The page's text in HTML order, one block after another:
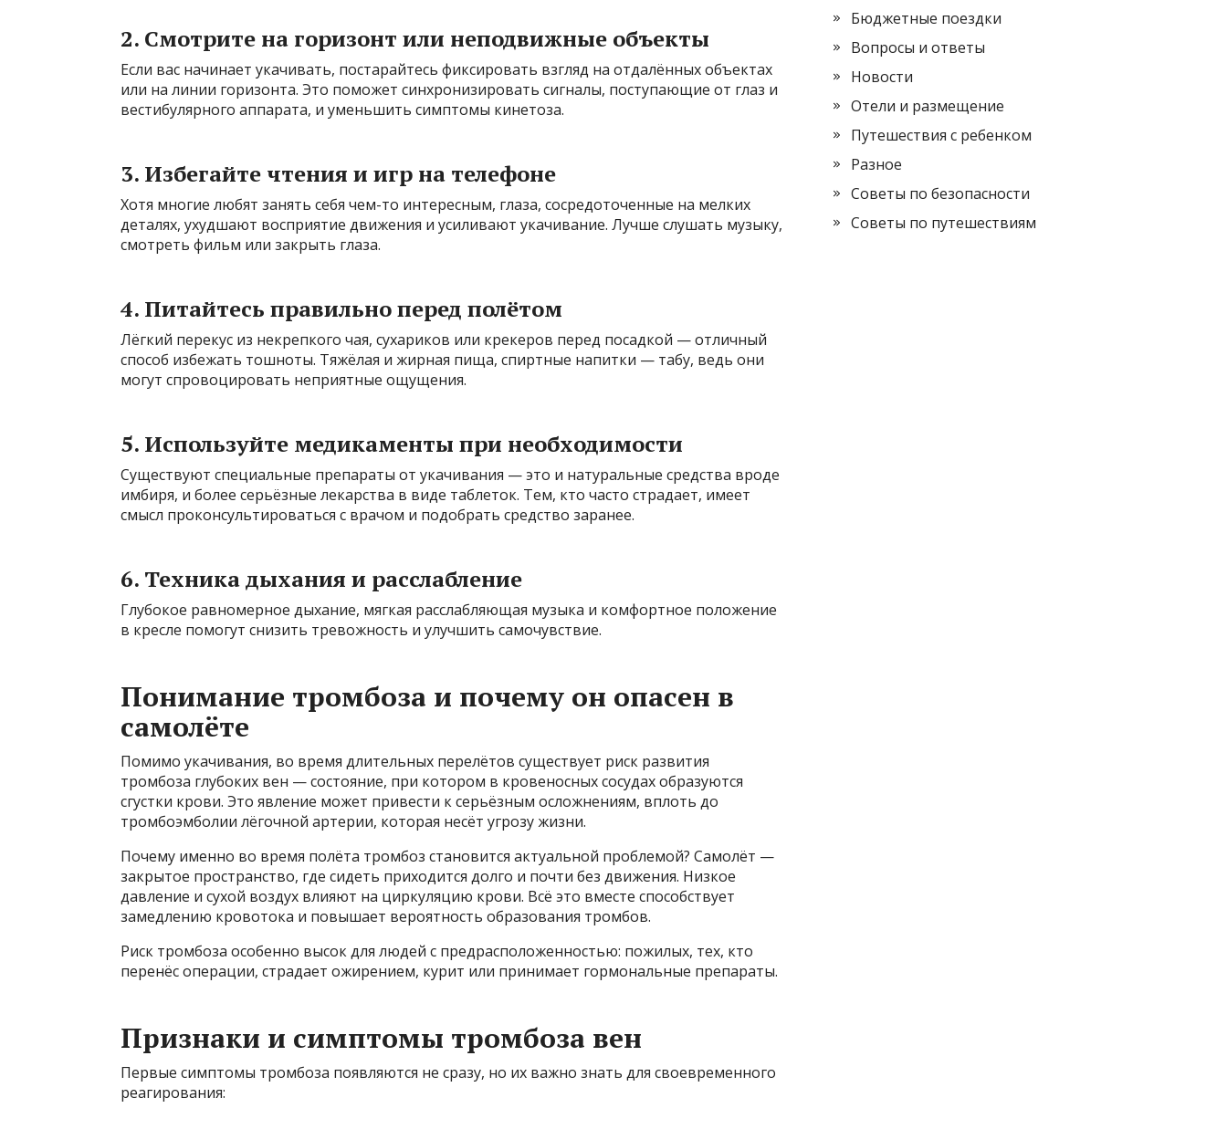
2. Смотрите на горизонт или неподвижные объекты
Если вас начинает укачивать, постарайтесь фиксировать взгляд на отдалённых объектах
или на линии горизонта. Это поможет синхронизировать сигналы, поступающие от глаз и
вестибулярного аппарата, и уменьшить симптомы кинетоза.
3. Избегайте чтения и игр на телефоне
Хотя многие любят занять себя чем-то интересным, глаза, сосредоточенные на мелких
деталях, ухудшают восприятие движения и усиливают укачивание. Лучше слушать музыку,
смотреть фильм или закрыть глаза.
4. Питайтесь правильно перед полётом
Лёгкий перекус из некрепкого чая, сухариков или крекеров перед посадкой — отличный
способ избежать тошноты. Тяжёлая и жирная пища, спиртные напитки — табу, ведь они
могут спровоцировать неприятные ощущения.
5. Используйте медикаменты при необходимости
Существуют специальные препараты от укачивания — это и натуральные средства вроде
имбиря, и более серьёзные лекарства в виде таблеток. Тем, кто часто страдает, имеет
смысл проконсультироваться с врачом и подобрать средство заранее.
6. Техника дыхания и расслабление
Глубокое равномерное дыхание, мягкая расслабляющая музыка и комфортное положение
в кресле помогут снизить тревожность и улучшить самочувствие.
Понимание тромбоза и почему он опасен в
самолёте
Помимо укачивания, во время длительных перелётов существует риск развития
тромбоза глубоких вен — состояние, при котором в кровеносных сосудах образуются
сгустки крови. Это явление может привести к серьёзным осложнениям, вплоть до
тромбоэмболии лёгочной артерии, которая несёт угрозу жизни.
Почему именно во время полёта тромбоз становится актуальной проблемой? Самолёт —
закрытое пространство, где сидеть приходится долго и почти без движения. Низкое
давление и сухой воздух влияют на циркуляцию крови. Всё это вместе способствует
замедлению кровотока и повышает вероятность образования тромбов.
Риск тромбоза особенно высок для людей с предрасположенностью: пожилых, тех, кто
перенёс операции, страдает ожирением, курит или принимает гормональные препараты.
Признаки и симптомы тромбоза вен
Первые симптомы тромбоза появляются не сразу, но их важно знать для своевременного
реагирования:
Бюджетные поездки
Вопросы и ответы
Новости
Отели и размещение
Путешествия с ребенком
Разное
Советы по безопасности
Советы по путешествиям